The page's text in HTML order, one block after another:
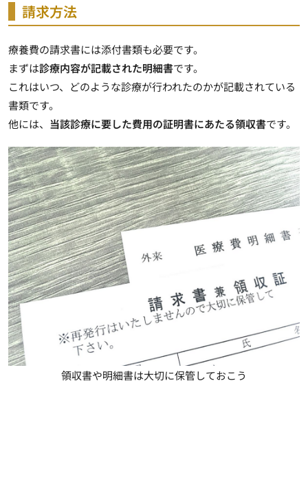
請求方法
療養費の請求書には添付書類も必要です。
まずは診療内容が記載された明細書です。
これはいつ、どのような診療が行われたのかが記載されている
書類です。
他には、 当該診療に要した費用の証明書にあたる領収書です。
領収書や明細書は大切に保管しておこう